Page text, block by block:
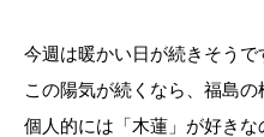
今週は暖かい日が続きそうで
この陽気が続くなら、福島の
個人的には「木蓮」が好き